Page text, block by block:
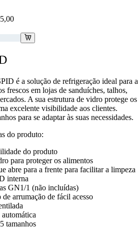
é a solução de refrigeração ideal para a
frescos em lojas de sanduíches, talhos,
A sua estrutura de vidro protege os
excelente visibilidade aos clientes.
para se adaptar às suas necessidades.
do produto:
do produto
para proteger os alimentos
abre para a frente para facilitar a limpeza
interna
GN1/1 (não incluídas)
arrumação de fácil acesso
tamanhos